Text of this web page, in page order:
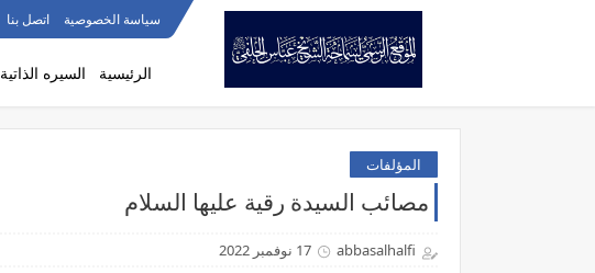
سياسة الخصوصية اتصل بنا
الرئيسية السيره الذاتية
المؤلفات
مصائب السيدة رقية عليها السلام
abbasalhalfi 17 نوفمبر 2022